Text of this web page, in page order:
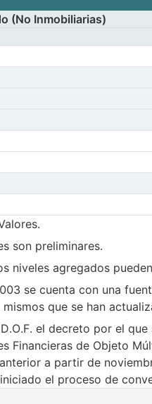
(No Inmobiliarias)
son preliminares.
niveles agregados
se cuenta con una
que se han
el decreto por el
Financieras de Objeto
a partir de
el proceso de